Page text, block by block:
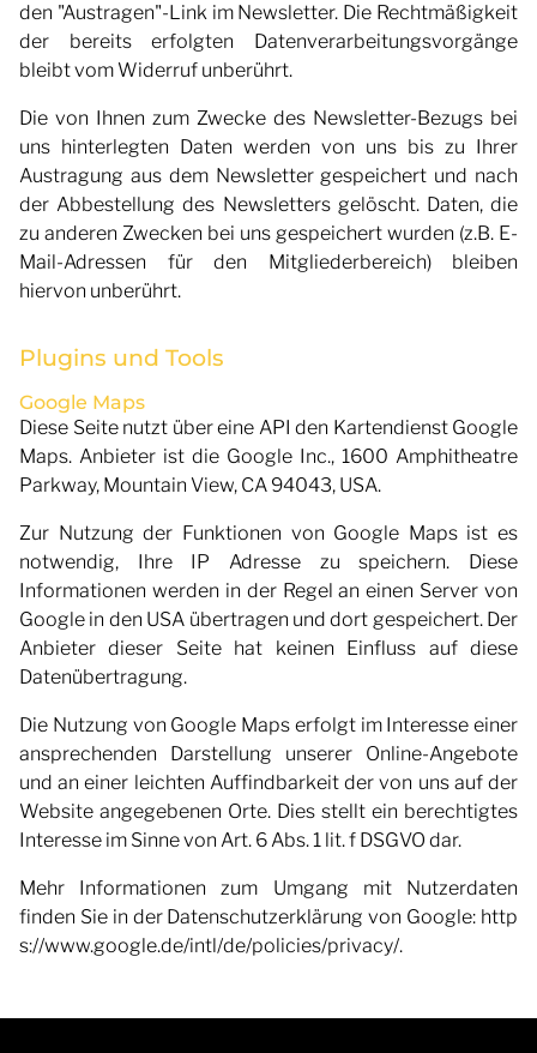
den "Austragen"-Link im Newsletter. Die Rechtmäßigkeit
der bereits erfolgten Datenverarbeitungsvorgänge
bleibt vom Widerruf unberührt.
Die von Ihnen zum Zwecke des Newsletter-Bezugs bei
uns hinterlegten Daten werden von uns bis zu Ihrer
Austragung aus dem Newsletter gespeichert und nach
der Abbestellung des Newsletters gelöscht. Daten, die
zu anderen Zwecken bei uns gespeichert wurden (z.B. E-
Mail-Adressen für den Mitgliederbereich) bleiben
hiervon unberührt.
Plugins und Tools
Google Maps
Diese Seite nutzt über eine API den Kartendienst Google
Maps. Anbieter ist die Google Inc., 1600 Amphitheatre
Parkway, Mountain View, CA 94043, USA.
Zur Nutzung der Funktionen von Google Maps ist es
notwendig, Ihre IP Adresse zu speichern. Diese
Informationen werden in der Regel an einen Server von
Google in den USA übertragen und dort gespeichert. Der
Anbieter dieser Seite hat keinen Einfluss auf diese
Datenübertragung.
Die Nutzung von Google Maps erfolgt im Interesse einer
ansprechenden Darstellung unserer Online-Angebote
und an einer leichten Auffindbarkeit der von uns auf der
Website angegebenen Orte. Dies stellt ein berechtigtes
Interesse im Sinne von Art. 6 Abs. 1 lit. f DSGVO dar.
Mehr Informationen zum Umgang mit Nutzerdaten
finden Sie in der Datenschutzerklärung von Google: http
s://www.google.de/intl/de/policies/privacy/.